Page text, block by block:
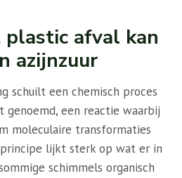
afval kan
azijnzuur
schuilt een chemisch proces
een reactie waarbij
moleculaire transformaties
lijkt sterk op wat er in
schimmels organisch